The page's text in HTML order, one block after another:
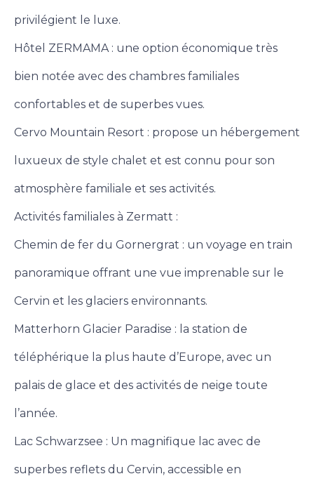
privilégient le luxe.
Hôtel ZERMAMA : une option économique très
bien notée avec des chambres familiales
confortables et de superbes vues.
Cervo Mountain Resort : propose un hébergement
luxueux de style chalet et est connu pour son
atmosphère familiale et ses activités.
Activités familiales à Zermatt :
Chemin de fer du Gornergrat : un voyage en train
panoramique offrant une vue imprenable sur le
Cervin et les glaciers environnants.
Matterhorn Glacier Paradise : la station de
téléphérique la plus haute d’Europe, avec un
palais de glace et des activités de neige toute
l’année.
Lac Schwarzsee : Un magnifique lac avec de
superbes reflets du Cervin, accessible en